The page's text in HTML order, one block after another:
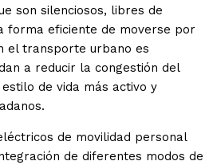
son silenciosos, libres de
forma eficiente de moverse por
el transporte urbano es
a reducir la congestión del
de vida más activo y
de movilidad personal
de diferentes modos de